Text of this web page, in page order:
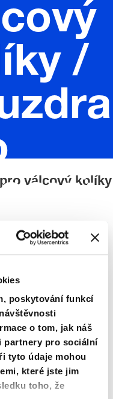
poskytování funkcí
o tom, jak náš
partnery pro sociální
tyto údaje mohou
které jste jim
toho, že
/
válcový kolíky